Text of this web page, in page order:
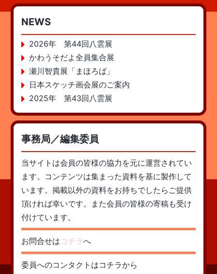
NEWS
2026年 第44回八雲展
かわうそだよ全員集合展
瀬川智貴展「まほろば」
日本スケッチ画会展のご案内
2025年 第43回八雲展
事務局／編集委員
当サイトは会員の皆様の協力を元に運営されてい
ます。コンテンツは集まった資料を基に製作して
います。掲載以外の資料をお持ちでしたらご提供
頂ければ幸いです。また会員の皆様の寄稿も受け
付けています。
お問合せは コチラへ
委員へのコンタクトはコチラから